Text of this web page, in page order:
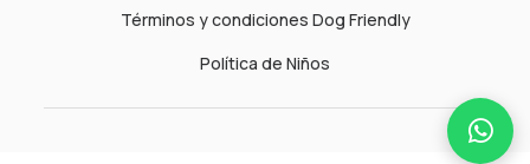
Términos y condiciones Dog Friendly
Política de Niños